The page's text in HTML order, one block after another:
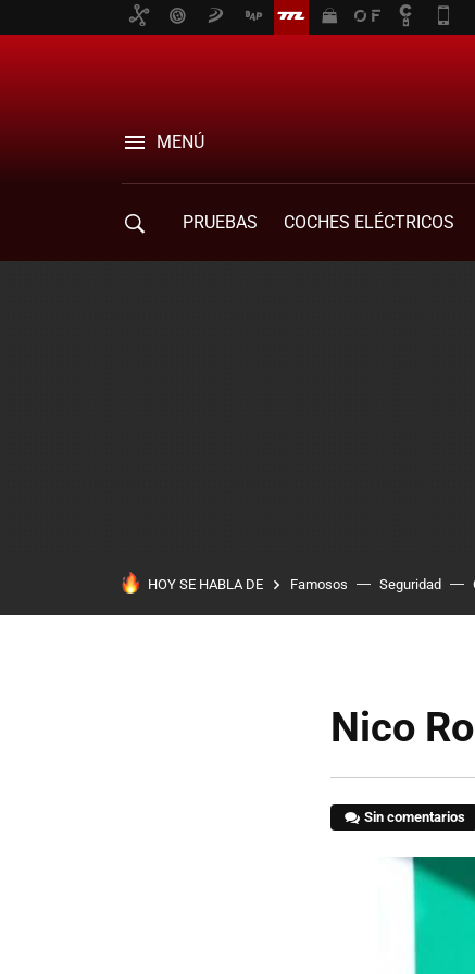
MENÚ
PRUEBAS COCHES ELÉCTRICOS
HOY SE HABLA DE Famosos Seguridad
Nico
Sin comentarios